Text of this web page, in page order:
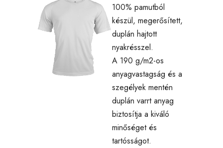
100% pamutból
készül, megerősített,
duplán hajtott
nyakrésszel.
A 190 g/m2-os
anyagvastagság és a
szegélyek mentén
duplán varrt anyag
biztosítja a kiváló
minőséget és
tartósságot.